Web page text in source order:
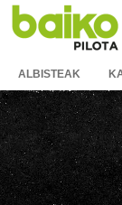
ALBISTEAK